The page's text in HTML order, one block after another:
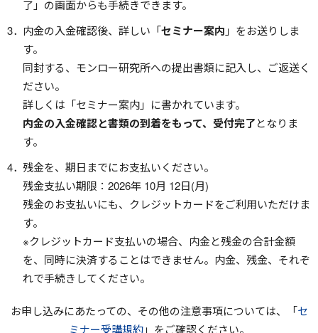
了」の画面からも手続きできます。
内金の入金確認後、詳しい「セミナー案内 」をお送りしま
す。
同封する、モンロー研究所への提出書類に記入し、ご返送く
ださい。
詳しくは「セミナー案内」に書かれています。
内金の入金確認と書類の到着をもって、受付完了となりま
す。
残金を、期日までにお支払いください。
残金支払い期限： 2026年 10月 12日(月)
残金のお支払いにも、クレジットカードをご利用いただけま
す。
※クレジットカード支払いの場合、内金と残金の合計金額
を、同時に決済することはできません。内金、残金、それぞ
れで手続きしてください。
お申し込みにあたっての、その他の注意事項については、「セ
ミナー受講規約」をご確認ください。